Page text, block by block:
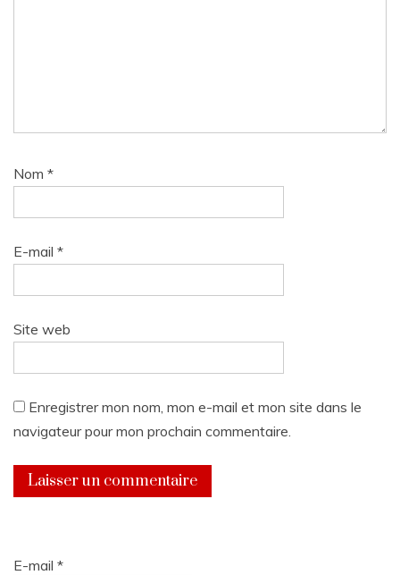
Nom *
E-mail *
Site web
Enregistrer mon nom, mon e-mail et mon site dans le
navigateur pour mon prochain commentaire.
E-mail *